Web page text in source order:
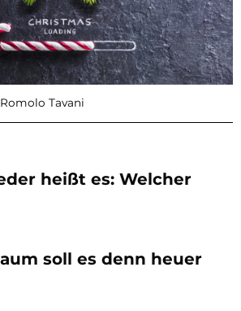
Tavani
heißt es: Welcher
soll es denn heuer